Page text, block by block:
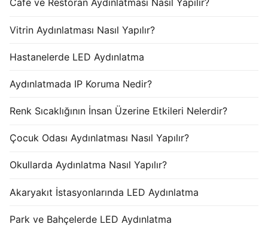
Cafe ve Restoran Aydınlatması Nasıl Yapılır?
Vitrin Aydınlatması Nasıl Yapılır?
Hastanelerde LED Aydınlatma
Aydınlatmada IP Koruma Nedir?
Renk Sıcaklığının İnsan Üzerine Etkileri Nelerdir?
Çocuk Odası Aydınlatması Nasıl Yapılır?
Okullarda Aydınlatma Nasıl Yapılır?
Akaryakıt İstasyonlarında LED Aydınlatma
Park ve Bahçelerde LED Aydınlatma